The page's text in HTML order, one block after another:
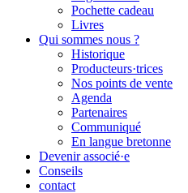
Pochette cadeau
Livres
Qui sommes nous ?
Historique
Producteurs·trices
Nos points de vente
Agenda
Partenaires
Communiqué
En langue bretonne
Devenir associé·e
Conseils
contact